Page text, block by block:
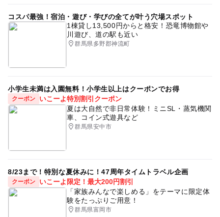
コスパ最強！宿泊・遊び・学びの全てが叶う穴場スポット
1棟貸し13,500円からと格安！恐竜博物館や
川遊び、道の駅も近い
群馬県多野郡神流町
小学生未満は入園無料！小学生以上はクーポンでお得
クーポン
いこーよ特別割引クーポン
夏は大自然で非日常体験！ミニSL・蒸気機関
車、コイン式遊具など
群馬県安中市
8/23まで！特別な夏休みに！47周年タイムトラベル企画
クーポン
いこーよ限定！最大200円割引
「家族みんなで楽しめる」をテーマに限定体
験をたっぷりご用意！
群馬県富岡市